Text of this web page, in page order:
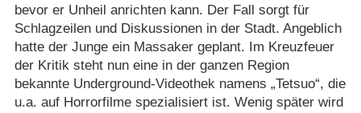
bevor er Unheil anrichten kann. Der Fall sorgt für
Schlagzeilen und Diskussionen in der Stadt. Angeblich
hatte der Junge ein Massaker geplant. Im Kreuzfeuer
der Kritik steht nun eine in der ganzen Region
bekannte Underground-Videothek namens „Tetsuo“, die
u.a. auf Horrorfilme spezialisiert ist. Wenig später wird